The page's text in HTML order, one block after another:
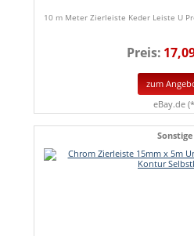
10 m Meter Zierleiste Keder Leiste U
Preis:
zum
eBay.de
Sonstige